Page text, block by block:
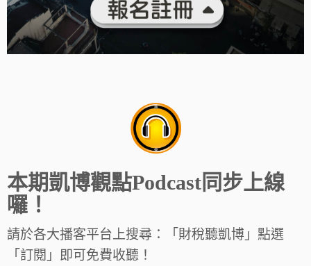
本期凱博觀點Podcast同步上線
囉！
請於各大播客平台上搜尋：「財稅聽凱博」點選
「訂閱」即可免費收聽！